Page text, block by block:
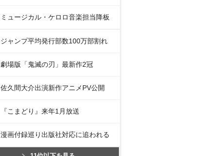
ミュージカル・ケロロ音楽担当降板
ジャンプ平均発行部数100万部割れ
劇場版「鬼滅の刃」最新作2冠
佐久間大介出演新作アニメPV公開
『こまどり』来年1月放送
漫画付録巡り出版社対応に追われる